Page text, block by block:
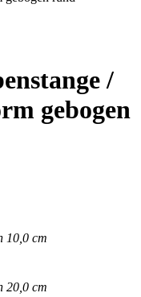
/
gebogen
10,0 cm
20,0 cm